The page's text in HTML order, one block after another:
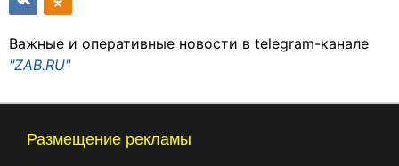
Важные и оперативные новости в telegram-канале
"ZAB.RU"
Размещение рекламы